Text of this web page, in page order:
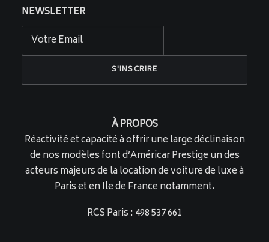
NEWSLETTER
À PROPOS
Réactivité et capacité à offrir une large déclinaison
de nos modèles font d’Américar Prestige un des
acteurs majeurs de la location de voiture de luxe à
Paris et en Ile de France notamment.
RCS Paris : 498 537 661